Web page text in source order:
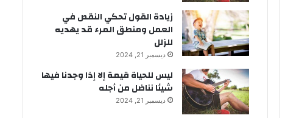
زيادة القول تحكي النقص في
العمل ومنطق المرء قد يهديه
للزلل
ديسمبر 21, 2024
ليس للحياة قيمة إلا إذا وجدنا فيها
شيئا نناضل من أجله
ديسمبر 21, 2024